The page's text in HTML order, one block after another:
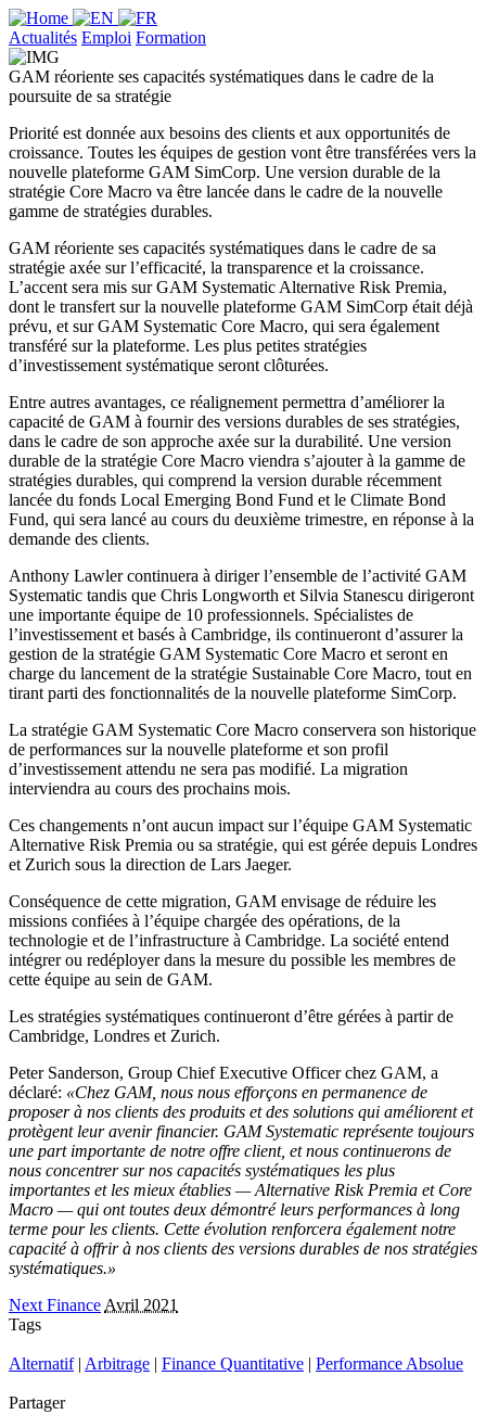
Actualités Emploi Formation
GAM réoriente ses capacités systématiques dans le cadre de la
poursuite de sa stratégie
Priorité est donnée aux besoins des clients et aux opportunités de
croissance. Toutes les équipes de gestion vont être transférées vers la
nouvelle plateforme GAM SimCorp. Une version durable de la
stratégie Core Macro va être lancée dans le cadre de la nouvelle
gamme de stratégies durables.
GAM réoriente ses capacités systématiques dans le cadre de sa
stratégie axée sur l’efficacité, la transparence et la croissance.
L’accent sera mis sur GAM Systematic Alternative Risk Premia,
dont le transfert sur la nouvelle plateforme GAM SimCorp était déjà
prévu, et sur GAM Systematic Core Macro, qui sera également
transféré sur la plateforme. Les plus petites stratégies
d’investissement systématique seront clôturées.
Entre autres avantages, ce réalignement permettra d’améliorer la
capacité de GAM à fournir des versions durables de ses stratégies,
dans le cadre de son approche axée sur la durabilité. Une version
durable de la stratégie Core Macro viendra s’ajouter à la gamme de
stratégies durables, qui comprend la version durable récemment
lancée du fonds Local Emerging Bond Fund et le Climate Bond
Fund, qui sera lancé au cours du deuxième trimestre, en réponse à la
demande des clients.
Anthony Lawler continuera à diriger l’ensemble de l’activité GAM
Systematic tandis que Chris Longworth et Silvia Stanescu dirigeront
une importante équipe de 10 professionnels. Spécialistes de
l’investissement et basés à Cambridge, ils continueront d’assurer la
gestion de la stratégie GAM Systematic Core Macro et seront en
charge du lancement de la stratégie Sustainable Core Macro, tout en
tirant parti des fonctionnalités de la nouvelle plateforme SimCorp.
La stratégie GAM Systematic Core Macro conservera son historique
de performances sur la nouvelle plateforme et son profil
d’investissement attendu ne sera pas modifié. La migration
interviendra au cours des prochains mois.
Ces changements n’ont aucun impact sur l’équipe GAM Systematic
Alternative Risk Premia ou sa stratégie, qui est gérée depuis Londres
et Zurich sous la direction de Lars Jaeger.
Conséquence de cette migration, GAM envisage de réduire les
missions confiées à l’équipe chargée des opérations, de la
technologie et de l’infrastructure à Cambridge. La société entend
intégrer ou redéployer dans la mesure du possible les membres de
cette équipe au sein de GAM.
Les stratégies systématiques continueront d’être gérées à partir de
Cambridge, Londres et Zurich.
Peter Sanderson, Group Chief Executive Officer chez GAM, a
déclaré: «Chez GAM, nous nous efforçons en permanence de
proposer à nos clients des produits et des solutions qui améliorent et
protègent leur avenir financier. GAM Systematic représente toujours
une part importante de notre offre client, et nous continuerons de
nous concentrer sur nos capacités systématiques les plus
importantes et les mieux établies — Alternative Risk Premia et Core
Macro — qui ont toutes deux démontré leurs performances à long
terme pour les clients. Cette évolution renforcera également notre
capacité à offrir à nos clients des versions durables de nos stratégies
systématiques.»
Next Finance Avril 2021
Tags
Alternatif| Arbitrage | Finance Quantitative | Performance Absolue
Partager